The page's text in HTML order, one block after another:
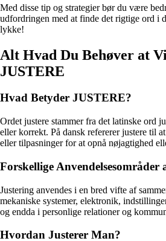
Med disse tip og strategier bør du være
udfordringen med at finde det rigtige ord i
lykke!
Alt Hvad Du Behøver at
JUSTERE
Hvad Betyder JUSTERE?
Ordet justere stammer fra det latinske ord
eller korrekt. På dansk refererer justere til
eller tilpasninger for at opnå nøjagtighed
Forskellige Anvendelsesområder
Justering anvendes i en bred vifte af
mekaniske systemer, elektronik,
og endda i personlige relationer og
Hvordan Justerer Man?